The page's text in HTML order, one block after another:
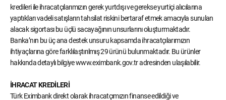
kredileri ile ihracatçılarımızın gerek yurtdışı ve gerekse yurtiçi alıcılarına
yaptıkları vadeli satışların tahsilat riskini bertaraf etmek amacıyla sunulan
alacak sigortası bu üçlü sacayağının unsurlarını oluşturmaktadır.
Banka’nın bu üç ana destek unsuru kapsamda ihracatçılarımızın
ihtiyaçlarına göre farklılaştırılmış 29 ürünü bulunmaktadır. Bu ürünler
hakkında detaylı bilgiye www.eximbank.gov.tr adresinden ulaşılabilir.
İHRACAT KREDİLERİ
Türk Eximbank direkt olarak ihracatçımızın finanse edildiği ve